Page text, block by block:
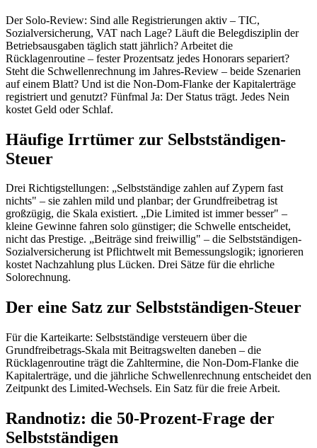
Der Solo-Review: Sind alle Registrierungen aktiv – TIC,
Sozialversicherung, VAT nach Lage? Läuft die Belegdisziplin der
Betriebsausgaben täglich statt jährlich? Arbeitet die
Rücklagenroutine – fester Prozentsatz jedes Honorars separiert?
Steht die Schwellenrechnung im Jahres-Review – beide Szenarien
auf einem Blatt? Und ist die Non-Dom-Flanke der Kapitalerträge
registriert und genutzt? Fünfmal Ja: Der Status trägt. Jedes Nein
kostet Geld oder Schlaf.
Häufige Irrtümer zur Selbstständigen-
Steuer
Drei Richtigstellungen: „Selbstständige zahlen auf Zypern fast
nichts" – sie zahlen mild und planbar; der Grundfreibetrag ist
großzügig, die Skala existiert. „Die Limited ist immer besser" –
kleine Gewinne fahren solo günstiger; die Schwelle entscheidet,
nicht das Prestige. „Beiträge sind freiwillig" – die Selbstständigen-
Sozialversicherung ist Pflichtwelt mit Bemessungslogik; ignorieren
kostet Nachzahlung plus Lücken. Drei Sätze für die ehrliche
Solorechnung.
Der eine Satz zur Selbstständigen-Steuer
Für die Karteikarte: Selbstständige versteuern über die
Grundfreibetrags-Skala mit Beitragswelten daneben – die
Rücklagenroutine trägt die Zahltermine, die Non-Dom-Flanke die
Kapitalerträge, und die jährliche Schwellenrechnung entscheidet den
Zeitpunkt des Limited-Wechsels. Ein Satz für die freie Arbeit.
Randnotiz: die 50-Prozent-Frage der
Selbstständigen